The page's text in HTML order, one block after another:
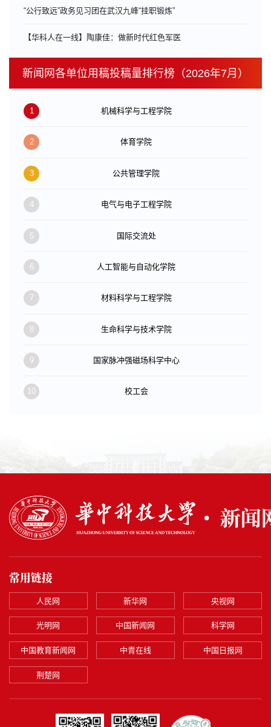
“公行致远”政务见习团在武汉九峰“挂职锻炼”
【华科人在一线】陶康佳：做新时代红色军医
新闻网各单位用稿投稿量排行榜（2026年7月）
1 机械科学与工程学院
2 体育学院
3 公共管理学院
4 电气与电子工程学院
5 国际交流处
6 人工智能与自动化学院
7 材料科学与工程学院
8 生命科学与技术学院
9 国家脉冲强磁场科学中心
10 校工会
常用链接
人民网 新华网 央视网
光明网 中国新闻网 科学网
中国教育新闻网 中青在线 中国日报网
荆楚网